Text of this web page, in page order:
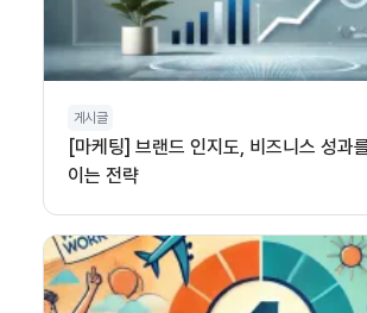
게시글
[마케팅] 브랜드 인지도, 비즈니스 성과
이는 전략